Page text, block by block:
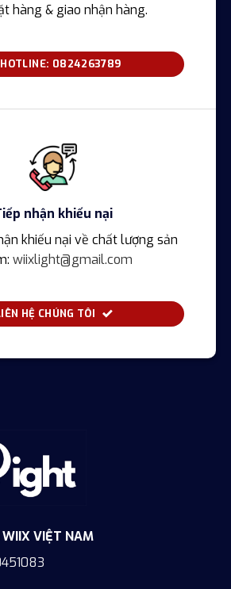
hàng & giao nhận hàng.
HOTLINE: 0824263789
nhận khiếu nại
khiếu nại về chất lượng sản
wiixlight@gmail.com
HỆ CHÚNG TÔI
WIIX VIỆT NAM